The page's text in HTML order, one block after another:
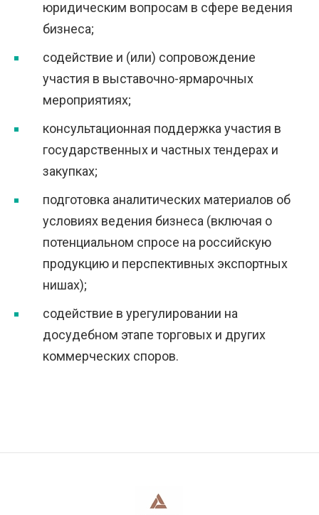
юридическим вопросам в сфере ведения
бизнеса;
содействие и (или) сопровождение
участия в выставочно-ярмарочных
мероприятиях;
консультационная поддержка участия в
государственных и частных тендерах и
закупках;
подготовка аналитических материалов об
условиях ведения бизнеса (включая о
потенциальном спросе на российскую
продукцию и перспективных экспортных
нишах);
содействие в урегулировании на
досудебном этапе торговых и других
коммерческих споров.